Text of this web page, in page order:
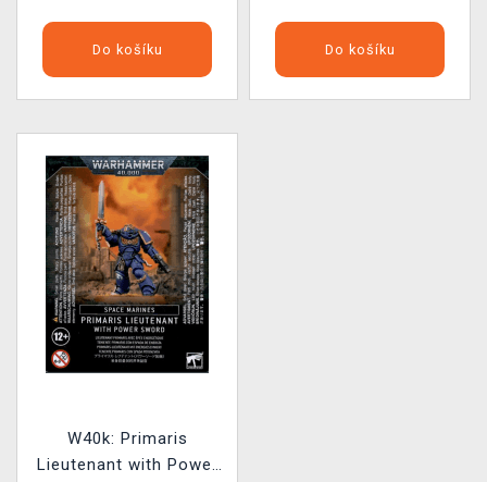
Do košíku Do košíku
W40k: Primaris
Lieutenant with Power